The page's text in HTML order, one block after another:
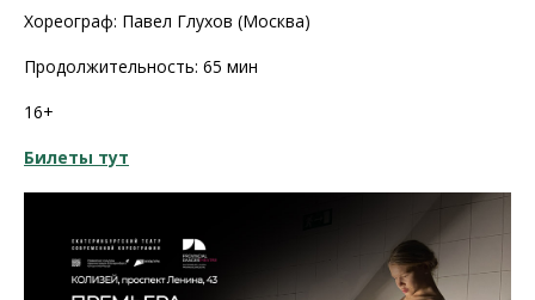
Хореограф: Павел Глухов (Москва)
Продолжительность: 65 мин
16+
Билеты тут